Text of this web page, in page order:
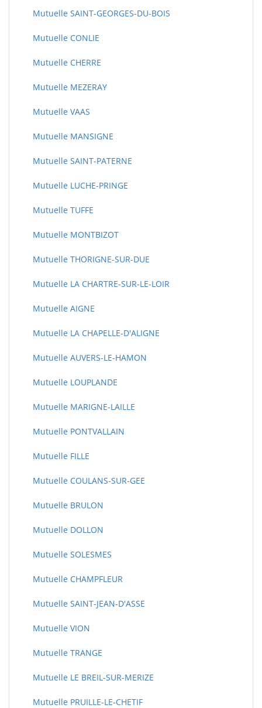
Mutuelle SAINT-GEORGES-DU-BOIS
Mutuelle CONLIE
Mutuelle CHERRE
Mutuelle MEZERAY
Mutuelle VAAS
Mutuelle MANSIGNE
Mutuelle SAINT-PATERNE
Mutuelle LUCHE-PRINGE
Mutuelle TUFFE
Mutuelle MONTBIZOT
Mutuelle THORIGNE-SUR-DUE
Mutuelle LA CHARTRE-SUR-LE-LOIR
Mutuelle AIGNE
Mutuelle LA CHAPELLE-D'ALIGNE
Mutuelle AUVERS-LE-HAMON
Mutuelle LOUPLANDE
Mutuelle MARIGNE-LAILLE
Mutuelle PONTVALLAIN
Mutuelle FILLE
Mutuelle COULANS-SUR-GEE
Mutuelle BRULON
Mutuelle DOLLON
Mutuelle SOLESMES
Mutuelle CHAMPFLEUR
Mutuelle SAINT-JEAN-D'ASSE
Mutuelle VION
Mutuelle TRANGE
Mutuelle LE BREIL-SUR-MERIZE
Mutuelle PRUILLE-LE-CHETIF